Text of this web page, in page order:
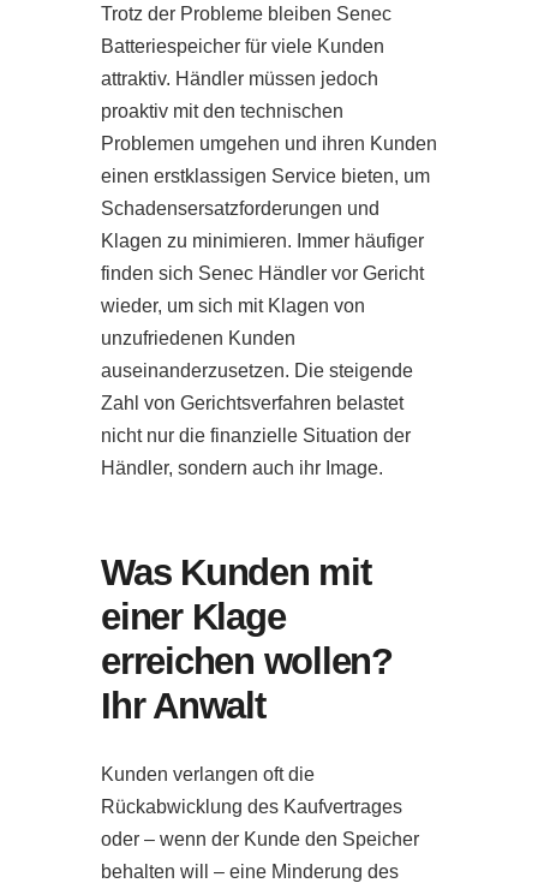
Trotz der Probleme bleiben Senec
Batteriespeicher für viele Kunden
attraktiv. Händler müssen jedoch
proaktiv mit den technischen
Problemen umgehen und ihren Kunden
einen erstklassigen Service bieten, um
Schadensersatzforderungen und
Klagen zu minimieren. Immer häufiger
finden sich Senec Händler vor Gericht
wieder, um sich mit Klagen von
unzufriedenen Kunden
auseinanderzusetzen. Die steigende
Zahl von Gerichtsverfahren belastet
nicht nur die finanzielle Situation der
Händler, sondern auch ihr Image.
Was Kunden mit
einer Klage
erreichen wollen?
Ihr Anwalt
Kunden verlangen oft die
Rückabwicklung des Kaufvertrages
oder – wenn der Kunde den Speicher
behalten will – eine Minderung des